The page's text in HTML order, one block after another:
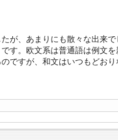
が、あまりにも散々な出来
す。欧文系は普通語は例文
ですが、和文はいつもどお